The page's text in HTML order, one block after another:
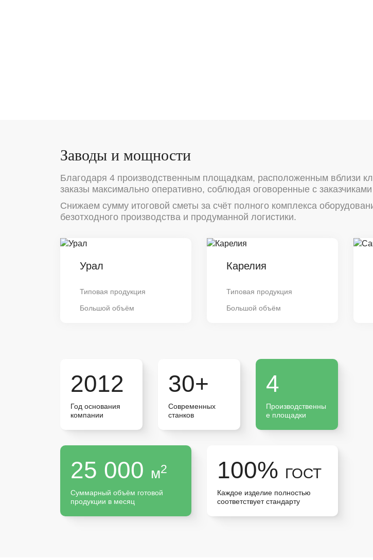
Заводы и мощности
Благодаря 4 производственным площадкам, расположенным вблизи
заказы максимально оперативно, соблюдая оговоренные с заказчиками
Снижаем сумму итоговой сметы за счёт полного комплекса
безотходного производства и продуманной логистики.
Урал
Типовая продукция
Большой объём
Карелия
Типовая продукция
Большой объём
2012
Год основания
компании
30+
Современных
станков
4
Производственны
е площадки
25 000 м2
Суммарный объём готовой
продукции в месяц
100% ГОСТ
Каждое изделие полностью
соответствует стандарту